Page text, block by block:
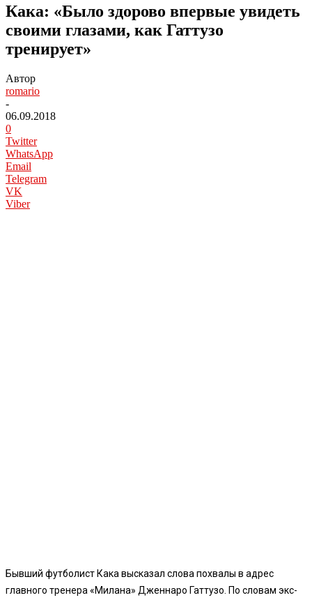
Кака: «Было здорово впервые увидеть
своими глазами, как Гаттузо
тренирует»
Автор
romario
-
06.09.2018
0
Twitter
WhatsApp
Email
Telegram
VK
Viber
Бывший футболист Кака высказал слова похвалы в адрес
главного тренера «Милана» Дженнаро Гаттузо. По словам экс-